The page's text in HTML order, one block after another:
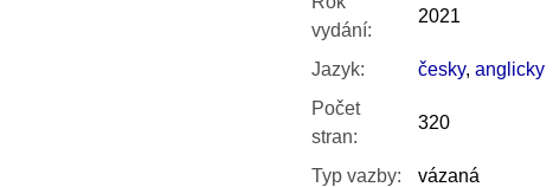
vydání:
2021
Jazyk: česky, anglicky
Počet
stran:
320
Typ vazby: vázaná